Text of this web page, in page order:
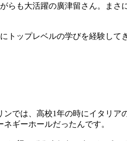
らも大活躍の廣津留さん。まさ
トップレベルの学びを経験して
では、高校1年の時にイタリア
ギーホールだったんです。